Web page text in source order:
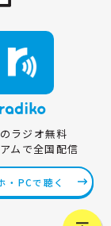
ラジオ無料
ムで全国配信
・PCで聴く